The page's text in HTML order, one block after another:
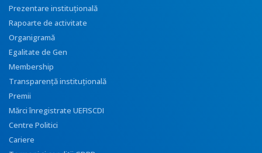
Prezentare instituţională
Rapoarte de activitate
Organigramă
Egalitate de Gen
Membership
Transparenţă instituţională
Premii
Mărci înregistrate UEFISCDI
Centre Politici
Cariere